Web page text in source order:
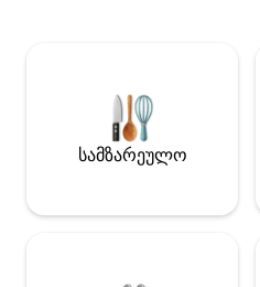
ფანჯარა ✔ Სრულად
სამზარეულო ✔ იატაკის
ზამთარში ✔ Სწრაფი Wi ‑ Fi ✔
საწოლი, მაღალი სკამი და
სამზარეულო